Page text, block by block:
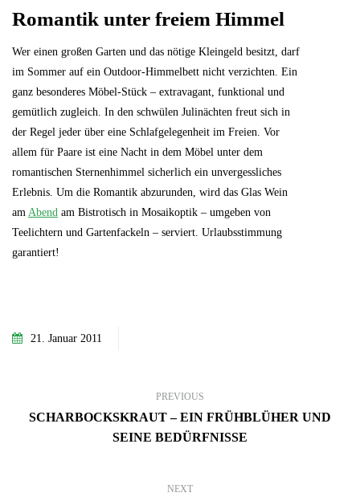
Romantik unter freiem Himmel
Wer einen großen Garten und das nötige Kleingeld besitzt, darf
im Sommer auf ein Outdoor-Himmelbett nicht verzichten. Ein
ganz besonderes Möbel-Stück – extravagant, funktional und
gemütlich zugleich. In den schwülen Julinächten freut sich in
der Regel jeder über eine Schlafgelegenheit im Freien. Vor
allem für Paare ist eine Nacht in dem Möbel unter dem
romantischen Sternenhimmel sicherlich ein unvergessliches
Erlebnis. Um die Romantik abzurunden, wird das Glas Wein
am Abend am Bistrotisch in Mosaikoptik – umgeben von
Teelichtern und Gartenfackeln – serviert. Urlaubsstimmung
garantiert!
21. Januar 2011
PREVIOUS
SCHARBOCKSKRAUT – EIN FRÜHBLÜHER UND
SEINE BEDÜRFNISSE
NEXT